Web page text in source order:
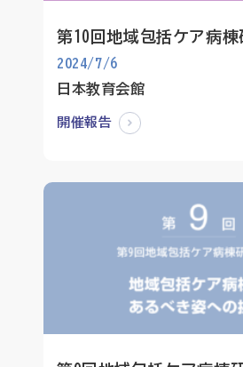
第10回地域包括ケア病棟
2024/7/6
日本教育会館
開催報告